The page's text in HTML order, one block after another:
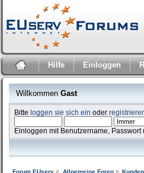
Hilfe Einloggen
Willkommen Gast
Bitteloggen sie sich ein oder
Einloggen mit Benutzername, Passwort
Forum EUserv > Allgemeine Foren>